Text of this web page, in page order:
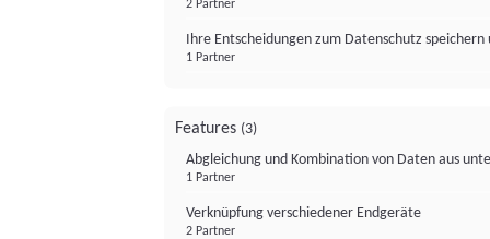
2 Partner
Ihre Entscheidungen zum Datenschutz
1 Partner
Features (3)
Abgleichung und Kombination von Daten aus
1 Partner
Verknüpfung verschiedener Endgeräte
2 Partner